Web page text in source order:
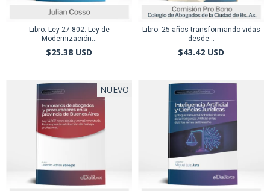
Libro: Ley 27.802. Ley de
Modernización...
$25.38 USD
Libro: 25 años transformando vidas
desde...
$43.42 USD
NUEVO